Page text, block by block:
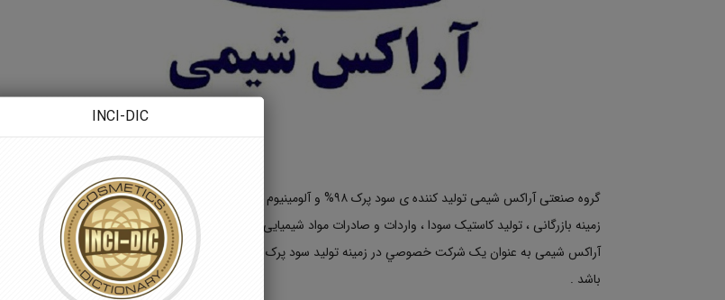
گروه صنعتی آراکس شیمی تولید کننده ی سود پرک ۹۸% و آلومینیوم سولفات17% با بیش از دو دهه فعالیت مستمر و پویا در
زمینه بازرگانی ، تولید کاستیک سودا ، واردات و صادرات مواد شیمیایی تجربه درخشان دارد.
آراکس شیمی به عنوان یک شركت خصوصي در زمینه تولید سود پرک دريك تراز پیشرو و دانش بنیان مشغول به فعالیت می
باشد .
INCI-DIC